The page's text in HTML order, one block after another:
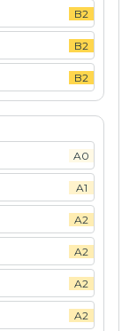
B2
B2
B2
A0
A1
A2
A2
A2
A2